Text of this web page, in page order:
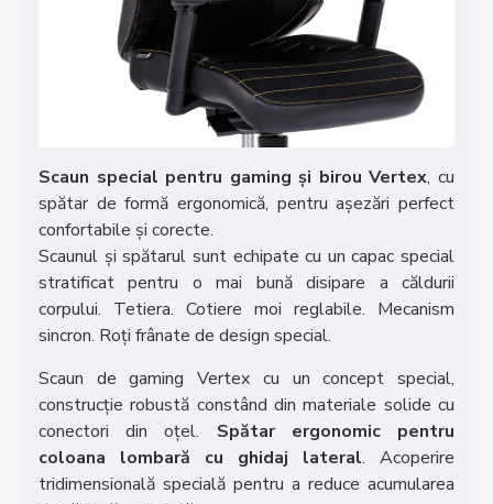
Scaun special pentru gaming și birou Vertex, cu
spătar de formă ergonomică, pentru așezări perfect
confortabile și corecte.
Scaunul și spătarul sunt echipate cu un capac special
stratificat pentru o mai bună disipare a căldurii
corpului. Tetiera. Cotiere moi reglabile. Mecanism
sincron. Roți frânate de design special.
Scaun de gaming Vertex cu un concept special,
construcție robustă constând din materiale solide cu
conectori din oțel. Spătar ergonomic pentru
coloana lombară cu ghidaj lateral. Acoperire
tridimensională specială pentru a reduce acumularea